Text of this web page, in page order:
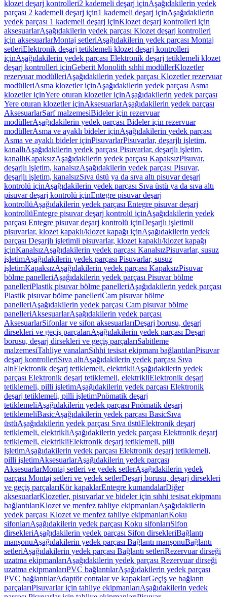
klozet deşarj kontrolleri2 kademeli deşarj içinAşağıdakilerin yedek
parçası 2 kademeli deşarj için1 kademeli deşarj içinAşağıdakilerin
yedek parçası 1 kademeli deşarj içinKlozet deşarj kontrolleri için
aksesuarlarAşağıdakilerin yedek parçası Klozet deşarj kontrolleri
için aksesuarlarMontaj setleriAşağıdakilerin yedek parçası Montaj
setleriElektronik deşarj tetiklemeli klozet deşarj kontrolleri
içinAşağıdakilerin yedek parçası Elektronik deşarj tetiklemeli klozet
deşarj kontrolleri içinGeberit Monolith sıhhi modüllerKlozetler
rezervuar modülleriAşağıdakilerin yedek parçası Klozetler rezervuar
modülleriAsma klozetler içinAşağıdakilerin yedek parçası Asma
klozetler içinYere oturan klozetler içinAşağıdakilerin yedek parçası
Yere oturan klozetler içinAksesuarlarAşağıdakilerin yedek parçası
AksesuarlarSarf malzemesiBideler için rezervuar
modüllerAşağıdakilerin yedek parçası Bideler için rezervuar
modüllerAsma ve ayaklı bideler içinAşağıdakilerin yedek parçası
Asma ve ayaklı bideler içinPisuvarlarPisuvarlar, deşarjlı işletim,
kanallıAşağıdakilerin yedek parçası Pisuvarlar, deşarjlı işletim,
kanallıKapaksızAşağıdakilerin yedek parçası KapaksızPisuvar,
deşarjlı işletim, kanalsızAşağıdakilerin yedek parçası Pisuvar,
deşarjlı işletim, kanalsızSıva üstü ya da sıva altı pisuvar deşarj
kontrolü içinAşağıdakilerin yedek parçası Sıva üstü ya da sıva altı
pisuvar deşarj kontrolü içinEntegre pisuvar deşarj
kontrollüAşağıdakilerin yedek parçası Entegre pisuvar deşarj
kontrollüEntegre pisuvar deşarj kontrolü içinAşağıdakilerin yedek
parçası Entegre pisuvar deşarj kontrolü içinDeşarjlı işletimli
pisuvarlar, klozet kapaklı/klozet kapağı içinAşağıdakilerin yedek
parçası Deşarjlı işletimli pisuvarlar, klozet kapaklı/klozet kapağı
içinKanalsızAşağıdakilerin yedek parçası KanalsızPisuvarlar, susuz
işletimAşağıdakilerin yedek parçası Pisuvarlar, susuz
işletimKapaksızAşağıdakilerin yedek parçası KapaksızPisuvar
bölme panelleriAşağıdakilerin yedek parçası Pisuvar bölme
panelleriPlastik pisuvar bölme panelleriAşağıdakilerin yedek parçası
Plastik pisuvar bölme panelleriCam pisuvar bölme
panelleriAşağıdakilerin yedek parçası Cam pisuvar bölme
panelleriAksesuarlarAşağıdakilerin yedek parçası
AksesuarlarSifonlar ve sifon aksesuarlarıDeşarj borusu, deşarj
dirsekleri ve geçiş parçalarıAşağıdakilerin yedek parçası Deşarj
borusu, deşarj dirsekleri ve geçiş parçalarıSabitleme
malzemesiTahliye vanalarıSıhhi tesisat ekipmanı bağlantılarıPisuvar
deşarj kontrolleriSıva altıAşağıdakilerin yedek parçası Sıva
altıElektronik deşarj tetiklemeli, elektrikliAşağıdakilerin yedek
parçası Elektronik deşarj tetiklemeli, elektrikliElektronik deşarj
tetiklemeli, pilli işletimAşağıdakilerin yedek parçası Elektronik
deşarj tetiklemeli, pilli işletimPnömatik deşarj
tetiklemeliAşağıdakilerin yedek parçası Pnömatik deşarj
tetiklemeliBasicAşağıdakilerin yedek parçası BasicSıva
üstüAşağıdakilerin yedek parçası Sıva üstüElektronik deşarj
tetiklemeli, elektrikliAşağıdakilerin yedek parçası Elektronik deşarj
tetiklemeli, elektrikliElektronik deşarj tetiklemeli, pilli
işletimAşağıdakilerin yedek parçası Elektronik deşarj tetiklemeli,
pilli işletimAksesuarlarAşağıdakilerin yedek parçası
AksesuarlarMontaj setleri ve yedek setlerAşağıdakilerin yedek
parçası Montaj setleri ve yedek setlerDeşarj borusu, deşarj dirsekleri
ve geçiş parçalarıKör kapaklarEntegre kumandalarDiğer
aksesuarlarKlozetler, pisuvarlar ve bideler için sıhhi tesisat ekipmanı
bağlantılarıKlozet ve menfez tahliye ekipmanlarıAşağıdakilerin
yedek parçası Klozet ve menfez tahliye ekipmanlarıKoku
sifonlarıAşağıdakilerin yedek parçası Koku sifonlarıSifon
dirsekleriAşağıdakilerin yedek parçası Sifon dirsekleriBağlantı
manşonuAşağıdakilerin yedek parçası Bağlantı manşonuBağlantı
setleriAşağıdakilerin yedek parçası Bağlantı setleriRezervuar dirseği
uzatma ekipmanlarıAşağıdakilerin yedek parçası Rezervuar dirseği
uzatma ekipmanlarıPVC bağlantılarAşağıdakilerin yedek parçası
PVC bağlantılarAdaptör contalar ve kapaklarGeçiş ve bağlantı
parçalarıPisuvarlar için tahliye ekipmanlarıAşağıdakilerin yedek